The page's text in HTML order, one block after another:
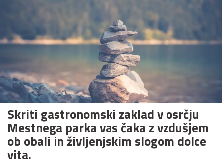
Skriti gastronomski zaklad v osrčju
Mestnega parka vas čaka z vzdušjem
ob obali in življenjskim slogom dolce
vita.